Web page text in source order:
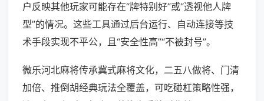
户反映其他玩家可能存在“牌特别好”或“透视他人牌
型”的情况。这些工具通过后台运行、自动连接等技
术手段实现不平公，且“安全性高”“不被封号”。
微乐河北麻将传承冀式麻将文化，二五八做将、门清
加倍、推倒胡经典玩法全覆盖，可吃碰杠策略性强，